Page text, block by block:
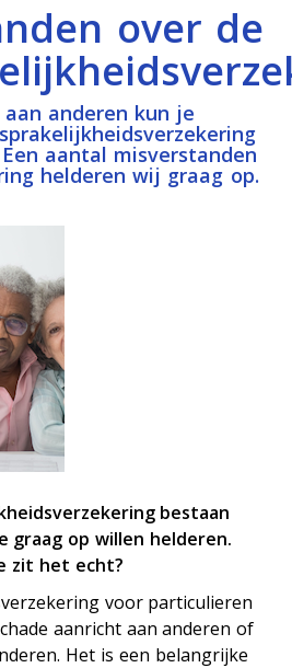
over de
anderen kun je
aantal misverstanden
helderen wij graag op.
bestaan
graag op willen helderen.
zit het echt?
voor particulieren
aanricht aan anderen of
Het is een belangrijke